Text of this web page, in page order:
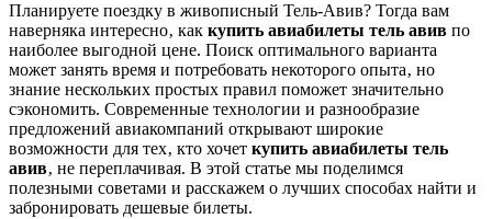
Планируете поездку в живописный Тель-Авив? Тогда вам
наверняка интересно‚ как купить авиабилеты тель авив по
наиболее выгодной цене. Поиск оптимального варианта
может занять время и потребовать некоторого опыта‚ но
знание нескольких простых правил поможет значительно
сэкономить. Современные технологии и разнообразие
предложений авиакомпаний открывают широкие
возможности для тех‚ кто хочет купить авиабилеты тель
авив‚ не переплачивая. В этой статье мы поделимся
полезными советами и расскажем о лучших способах найти и
забронировать дешевые билеты.